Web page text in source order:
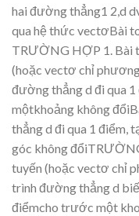
hai đường thẳng1 2,d
qua hệ thức vectơBài
TRƯỜNG HỢP 1. Bài
(hoặc vectơ chỉ phư
đường thẳng d đi qua
mộtkhoảng không
thẳng d đi qua 1 điểm,
góc không
tuyến (hoặc vectơ chỉ
trình đường thẳng d
điểmcho trước một